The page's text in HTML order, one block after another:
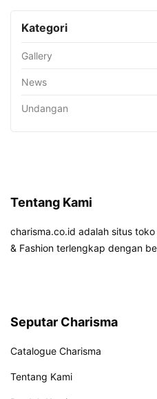
Kategori
Gallery
News
Undangan
Tentang Kami
charisma.co.id adalah situs
& Fashion terlengkap dengan
Seputar Charisma
Catalogue Charisma
Tentang Kami